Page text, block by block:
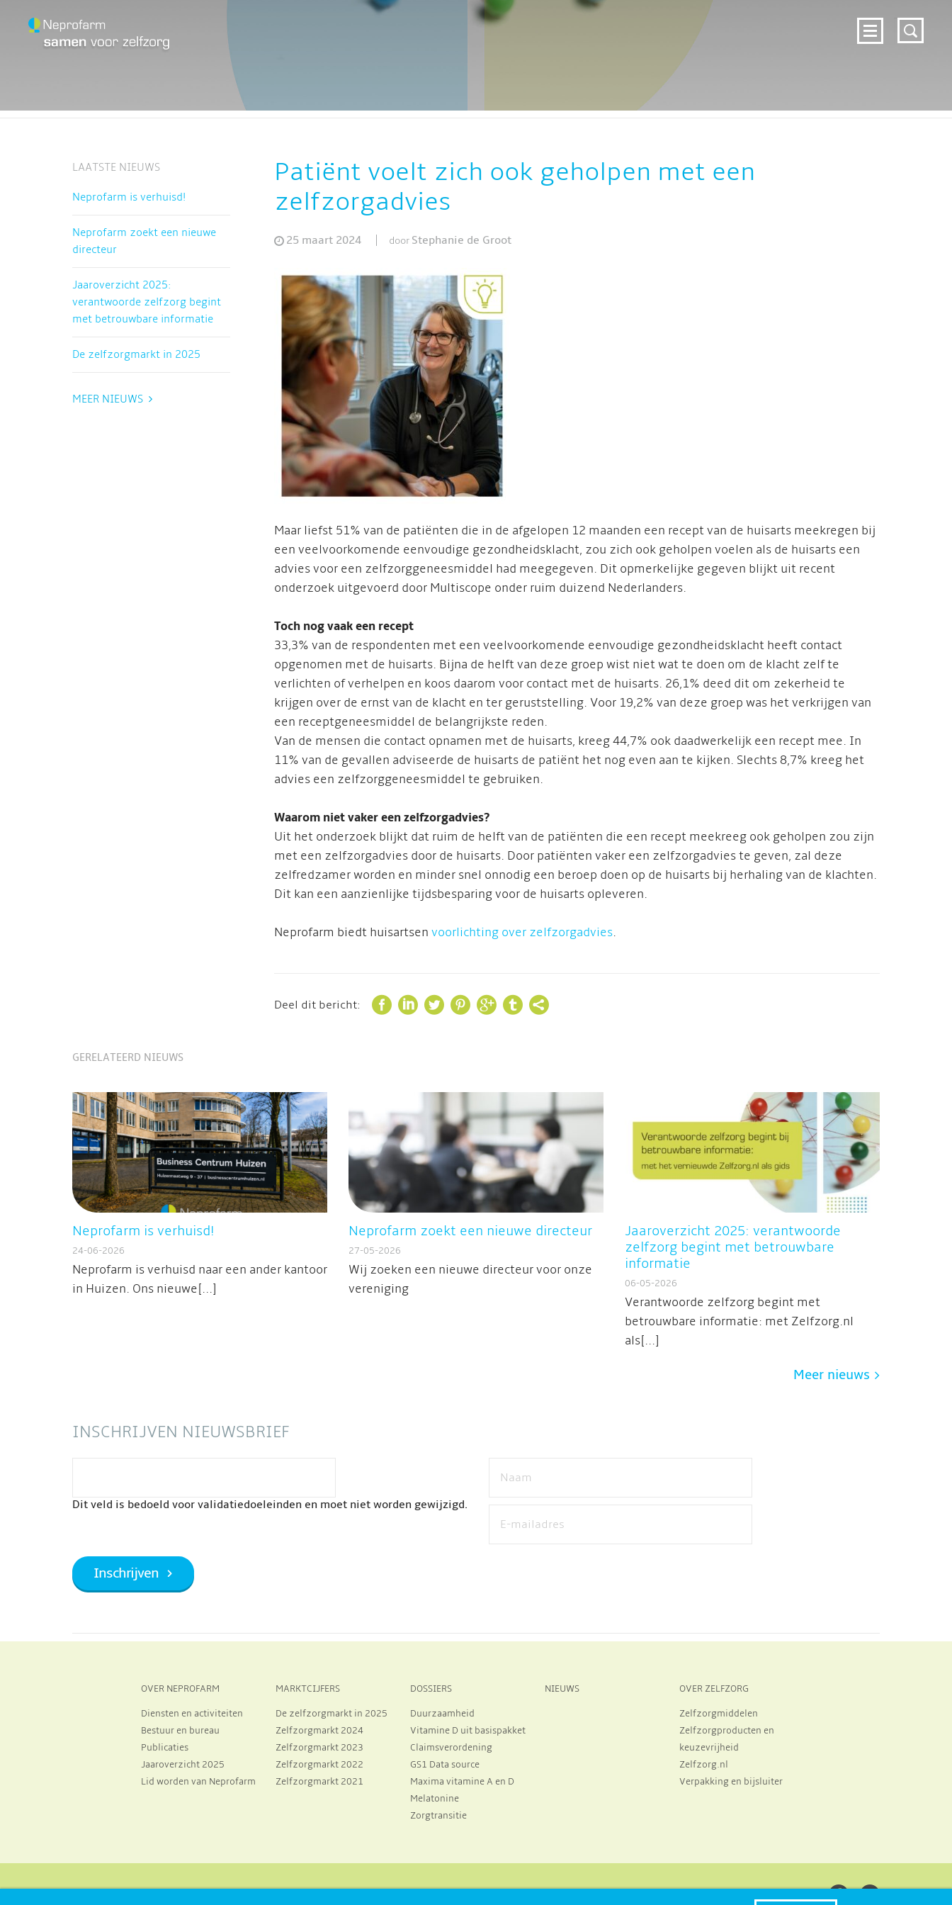
c
LAATSTE NIEUWS
Neprofarm is verhuisd!
Neprofarm zoekt een nieuwe
directeur
Jaaroverzicht 2025:
verantwoorde zelfzorg begint
met betrouwbare informatie
De zelfzorgmarkt in 2025
MEER NIEUWS
Patiënt voelt zich ook geholpen met een
zelfzorgadvies
25 maart 2024 door Stephanie de Groot
Maar liefst 51% van de patiënten die in de afgelopen 12 maanden een recept van de huisarts meekregen bij
een veelvoorkomende eenvoudige gezondheidsklacht, zou zich ook geholpen voelen als de huisarts een
advies voor een zelfzorggeneesmiddel had meegegeven. Dit opmerkelijke gegeven blijkt uit recent
onderzoek uitgevoerd door Multiscope onder ruim duizend Nederlanders.
Toch nog vaak een recept
33,3% van de respondenten met een veelvoorkomende eenvoudige gezondheidsklacht heeft contact
opgenomen met de huisarts. Bijna de helft van deze groep wist niet wat te doen om de klacht zelf te
verlichten of verhelpen en koos daarom voor contact met de huisarts. 26,1% deed dit om zekerheid te
krijgen over de ernst van de klacht en ter geruststelling. Voor 19,2% van deze groep was het verkrijgen van
een receptgeneesmiddel de belangrijkste reden.
Van de mensen die contact opnamen met de huisarts, kreeg 44,7% ook daadwerkelijk een recept mee. In
11% van de gevallen adviseerde de huisarts de patiënt het nog even aan te kijken. Slechts 8,7% kreeg het
advies een zelfzorggeneesmiddel te gebruiken.
Waarom niet vaker een zelfzorgadvies?
Uit het onderzoek blijkt dat ruim de helft van de patiënten die een recept meekreeg ook geholpen zou zijn
met een zelfzorgadvies door de huisarts. Door patiënten vaker een zelfzorgadvies te geven, zal deze
zelfredzamer worden en minder snel onnodig een beroep doen op de huisarts bij herhaling van de klachten.
Dit kan een aanzienlijke tijdsbesparing voor de huisarts opleveren.
Neprofarm biedt huisartsen voorlichting over zelfzorgadvies.
Deel dit bericht:       
GERELATEERD NIEUWS
Neprofarm is verhuisd!
24-06-2026
Neprofarm is verhuisd naar een ander kantoor
in Huizen. Ons nieuwe[...]
Neprofarm zoekt een nieuwe directeur
27-05-2026
Wij zoeken een nieuwe directeur voor onze
vereniging
Jaaroverzicht 2025: verantwoorde
zelfzorg begint met betrouwbare
informatie
06-05-2026
Verantwoorde zelfzorg begint met
betrouwbare informatie: met Zelfzorg.nl
als[...]
Meer nieuws
INSCHRIJVEN NIEUWSBRIEF
Dit veld is bedoeld voor validatiedoeleinden en moet niet worden gewijzigd.
OVER NEPROFARM
Diensten en activiteiten
Bestuur en bureau
Publicaties
Jaaroverzicht 2025
Lid worden van Neprofarm
MARKTCIJFERS
De zelfzorgmarkt in 2025
Zelfzorgmarkt 2024
Zelfzorgmarkt 2023
Zelfzorgmarkt 2022
Zelfzorgmarkt 2021
DOSSIERS
Duurzaamheid
Vitamine D uit basispakket
Claimsverordening
GS1 Data source
Maxima vitamine A en D
Melatonine
Zorgtransitie
NIEUWS OVER ZELFZORG
Zelfzorgmiddelen
Zelfzorgproducten en
keuzevrijheid
Zelfzorg.nl
Verpakking en bijsluiter
j m